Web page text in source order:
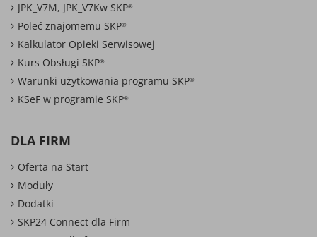
JPK_V7M, JPK_V7Kw SKP®
Poleć znajomemu SKP®
Kalkulator Opieki Serwisowej
Kurs Obsługi SKP®
Warunki użytkowania programu SKP®
KSeF w programie SKP®
DLA FIRM
Oferta na Start
Moduły
Dodatki
SKP24 Connect dla Firm